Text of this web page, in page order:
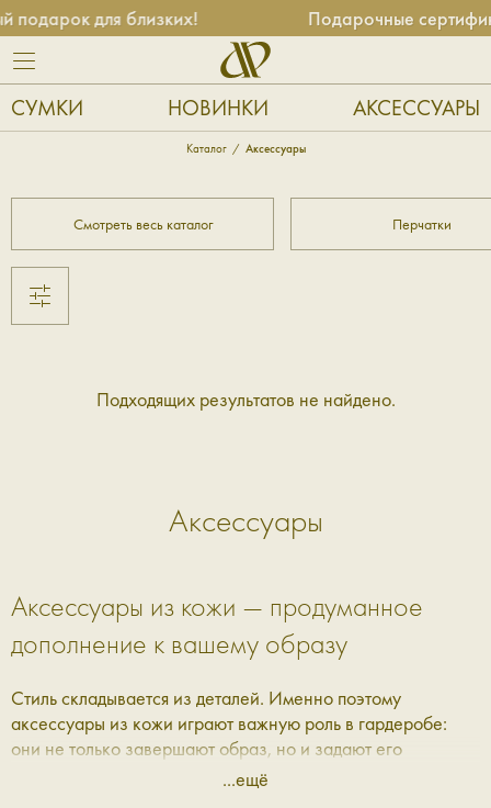
подарок для близких! Подарочные
СУМКИ НОВИНКИ АКСЕССУАРЫ
Каталог Аксессуары
Смотреть весь каталог Перчатки
Подходящих результатов не найдено.
Аксессуары
Аксессуары из кожи — продуманное
дополнение к вашему образу
Стиль складывается из деталей. Именно поэтому
аксессуары из кожи играют важную роль в гардеробе:
они не только завершают образ, но и задают его
настроение. В Aprell мы собрали коллекцию, где каждая
...ещё